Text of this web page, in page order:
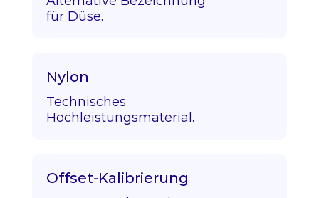
für Düse.
Nylon
Technisches
Hochleistungsmaterial.
Offset-Kalibrierung